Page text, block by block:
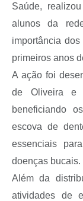
Saúde,
alunos da
importância
primeiros anos
A ação foi
de Oliveira e
beneficiando
escova de
essenciais
doenças bucais.
Além da
atividades de